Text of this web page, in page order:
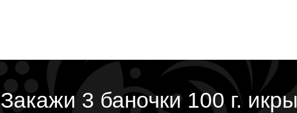
Закажи 3 баночки 100 г. икры